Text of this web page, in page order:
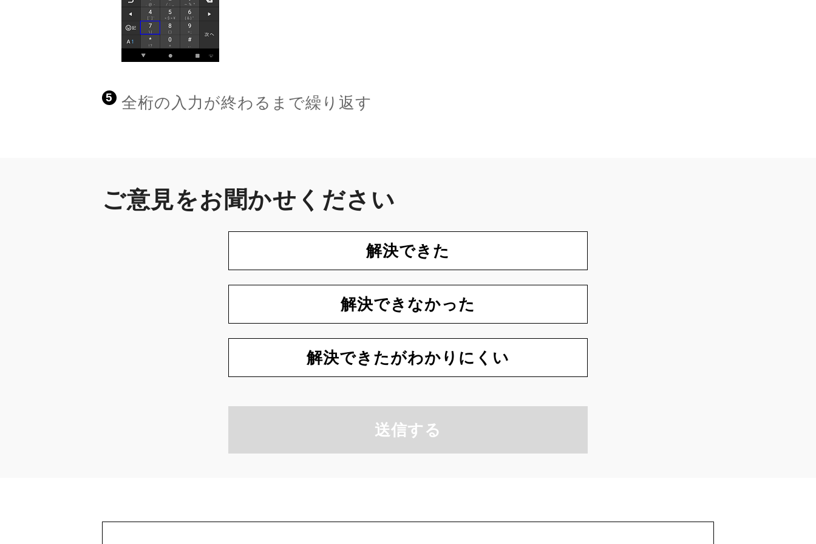
5 全桁の入力が終わるまで繰り返す
ご意見をお聞かせください
解決できた
解決できなかった
解決できたがわかりにくい
送信する